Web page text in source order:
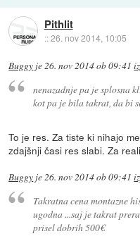
Pithlit
::26. nov 2014, 10:05
Buggy je26. nov 2014 ob 09:41
nenazadnje pa je splosna
kot pa je bila takrat, da bi
To je res. Za tiste ki nihajo
zdajšnji časi res slabi. Za
Buggy je26. nov 2014 ob 09:41
Takratna cena montazne
ugodna ...saj je takrat
prisel dobrih 500€